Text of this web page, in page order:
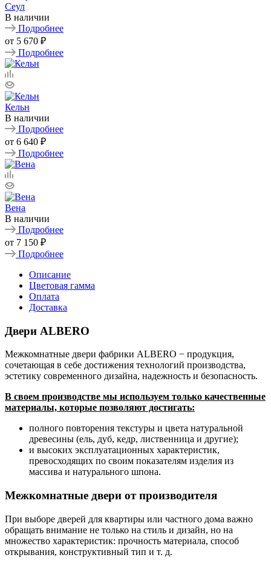
Сеул
В наличии
Подробнее
от 5 670 ₽
Подробнее
Кельн
В наличии
Подробнее
от 6 640 ₽
Подробнее
Вена
В наличии
Подробнее
от 7 150 ₽
Подробнее
Описание
Цветовая гамма
Оплата
Доставка
Двери ALBERO
Межкомнатные двери фабрики ALBERO − продукция,
сочетающая в себе достижения технологий производства,
эстетику современного дизайна, надежность и безопасность.
В своем производстве мы используем только качественные
материалы, которые позволяют достигать:
полного повторения текстуры и цвета натуральной
древесины (ель, дуб, кедр, лиственница и другие);
и высоких эксплуатационных характеристик,
превосходящих по своим показателям изделия из
массива и натурального шпона.
Межкомнатные двери от производителя
При выборе дверей для квартиры или частного дома важно
обращать внимание не только на стиль и дизайн, но на
множество характеристик: прочность материала, способ
открывания, конструктивный тип и т. д.